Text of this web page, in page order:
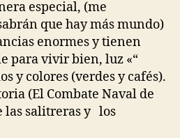
especial, (me
que hay más mundo)
enormes y tienen
para vivir bien, luz «“
y colores (verdes y cafés).
(El Combate Naval de
las salitreras y los